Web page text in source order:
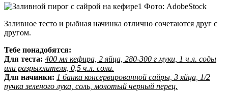
Фото: AdobeStock
Заливное тесто и рыбная начинка отлично сочетаются друг с
другом.
Тебе понадобятся:
Для теста: 400 мл кефира, 2 яйца, 280-300 г муки, 1 ч.л. соды
или разрыхлителя, 0,5 ч.л. соли.
Для начинки: 1 банка консервированной сайры, 3 яйца, 1/2
пучка зеленого лука, соль, молотый черный перец.